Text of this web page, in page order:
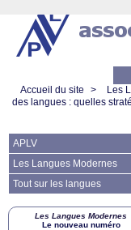
Accueil du site
> Les
des langues : quelles
APLV
Les Langues Modernes
Tout sur les langues
Les Langues Modernes
Le nouveau numéro